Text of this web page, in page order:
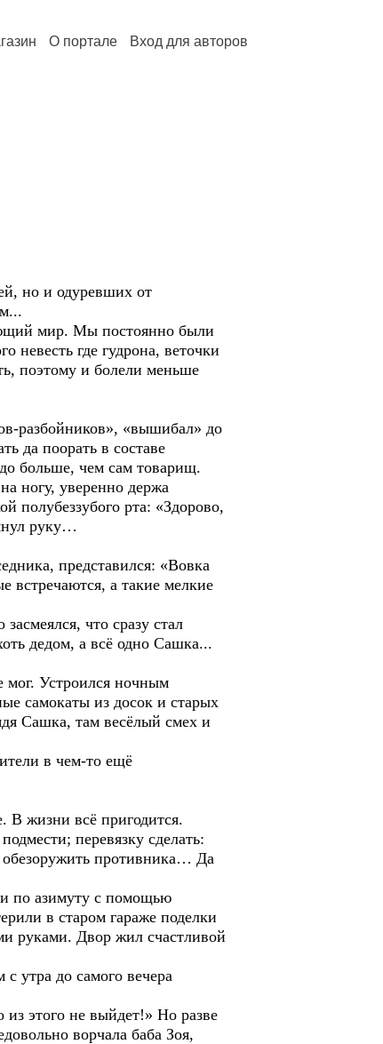
О портале Вход для авторов
но и одуревших от
мир. Мы постоянно были
невесть где гудрона, веточки
поэтому и болели меньше
разбойников», «вышибал» до
да поорать в составе
больше, чем сам товарищ.
ногу, уверенно держа
полубеззубого рта: «Здорово,
руку…
представился: «Вовка
а такие мелкие
что сразу стал
дедом, а всё одно Сашка...
мог. Устроился ночным
самокаты из досок и старых
Сашка, там весёлый смех и
в чем-то ещё
жизни всё пригодится.
перевязку сделать:
обезоружить противника… Да
по азимуту с помощью
в старом гараже поделки
руками. Двор жил счастливой
утра до самого вечера
этого не выйдет!» Но разве
ворчала баба Зоя,